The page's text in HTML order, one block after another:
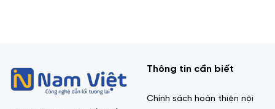
Thông tin cần biết
Chính sách hoàn thiện nội